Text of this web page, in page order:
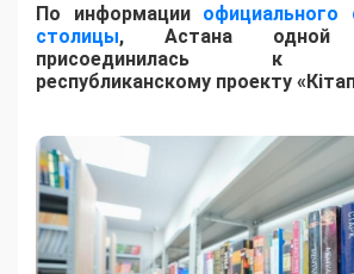
По информации официального
столицы, Астана одной
присоединилась к
республиканскому проекту